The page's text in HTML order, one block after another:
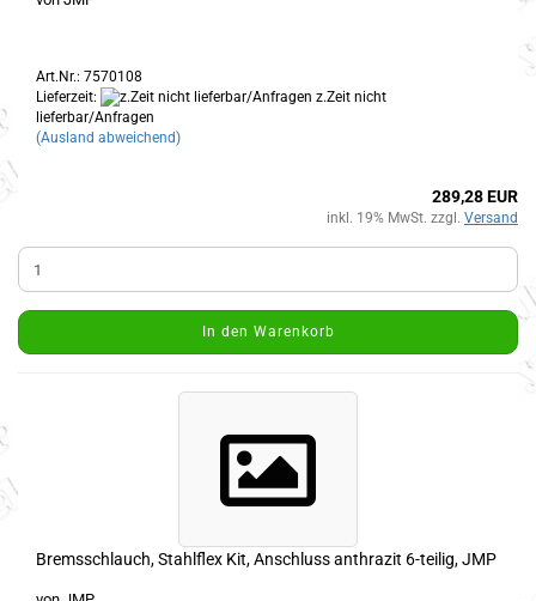
Art.Nr.: 7570108
Lieferzeit:
z.Zeit nicht
lieferbar/Anfragen
(Ausland abweichend)
289,28 EUR
inkl. 19% MwSt. zzgl. Versand
In den Warenkorb
Bremsschlauch, Stahlflex Kit, Anschluss anthrazit 6-teilig, JMP